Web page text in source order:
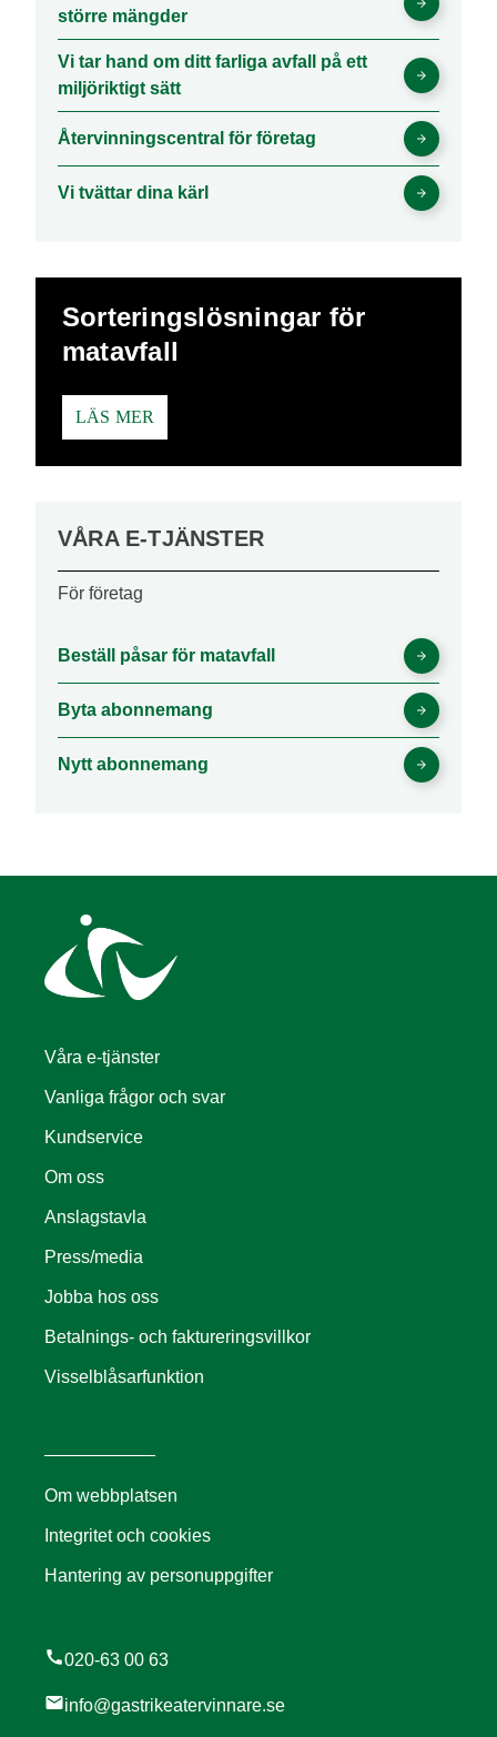
större mängder
Vi tar hand om ditt farliga avfall på ett
miljöriktigt sätt
Återvinningscentral för företag
Vi tvättar dina kärl
Sorteringslösningar för
matavfall
LÄS MER
VÅRA E-TJÄNSTER
För företag
Beställ påsar för matavfall
Byta abonnemang
Nytt abonnemang
Våra e-tjänster
Vanliga frågor och svar
Kundservice
Om oss
Anslagstavla
Press/media
Jobba hos oss
Betalnings- och faktureringsvillkor
Visselblåsarfunktion
Om webbplatsen
Integritet och cookies
Hantering av personuppgifter
call020-63 00 63
mailinfo@gastrikeatervinnare.se